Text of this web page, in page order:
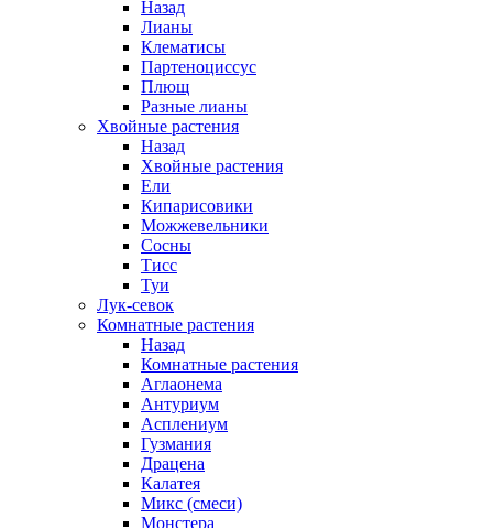
Назад
Лианы
Клематисы
Партеноциссус
Плющ
Разные лианы
Хвойные растения
Назад
Хвойные растения
Ели
Кипарисовики
Можжевельники
Сосны
Тисс
Туи
Лук-севок
Комнатные растения
Назад
Комнатные растения
Аглаонема
Антуриум
Асплениум
Гузмания
Драцена
Калатея
Микс (смеси)
Монстера